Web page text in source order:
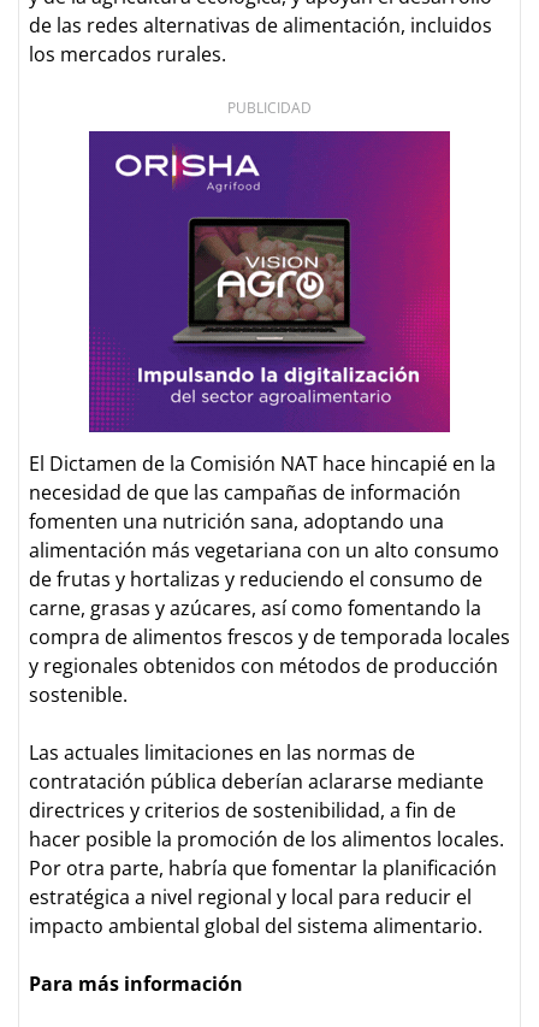
de las redes alternativas de alimentación, incluidos
los mercados rurales.
PUBLICIDAD
El Dictamen de la Comisión NAT hace hincapié en la
necesidad de que las campañas de información
fomenten una nutrición sana, adoptando una
alimentación más vegetariana con un alto consumo
de frutas y hortalizas y reduciendo el consumo de
carne, grasas y azúcares, así como fomentando la
compra de alimentos frescos y de temporada locales
y regionales obtenidos con métodos de producción
sostenible.
Las actuales limitaciones en las normas de
contratación pública deberían aclararse mediante
directrices y criterios de sostenibilidad, a fin de
hacer posible la promoción de los alimentos locales.
Por otra parte, habría que fomentar la planificación
estratégica a nivel regional y local para reducir el
impacto ambiental global del sistema alimentario.
Para más información